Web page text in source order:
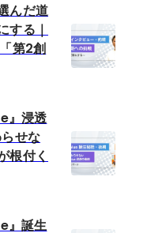
んだ道
する｜
第2創
』浸透
せな
根付く
』誕生